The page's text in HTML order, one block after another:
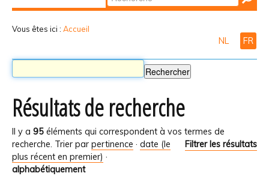
Recherche
Vous êtes ici : Accueil
NL FR
Résultats de recherche
Il y a 95 éléments qui correspondent à vos termes de
recherche.
Filtrer les résultats
Trier par pertinence · date (le
plus récent en premier) ·
alphabétiquement